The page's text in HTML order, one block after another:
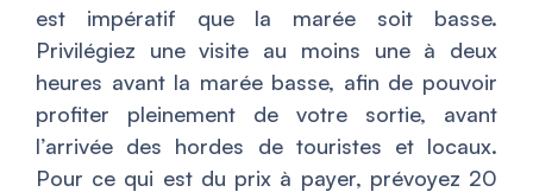
est impératif que la marée soit basse.
Privilégiez une visite au moins une à deux
heures avant la marée basse, afin de pouvoir
profiter pleinement de votre sortie, avant
l’arrivée des hordes de touristes et locaux.
Pour ce qui est du prix à payer, prévoyez 20